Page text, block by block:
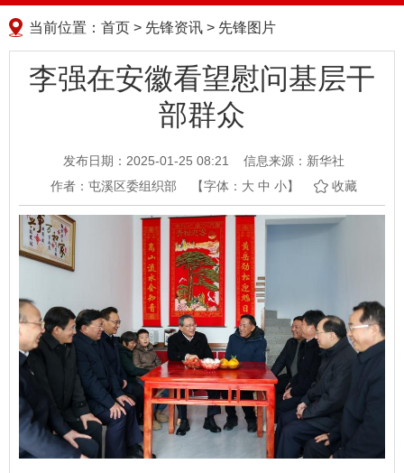
当前位置： 首页 > 先锋资讯 > 先锋图片
李强在安徽看望慰问基层干
部群众
发布日期：2025-01-25 08:21
信息来源：新华社
作者：屯溪区委组织部
【字体： 大 中 小】 收藏